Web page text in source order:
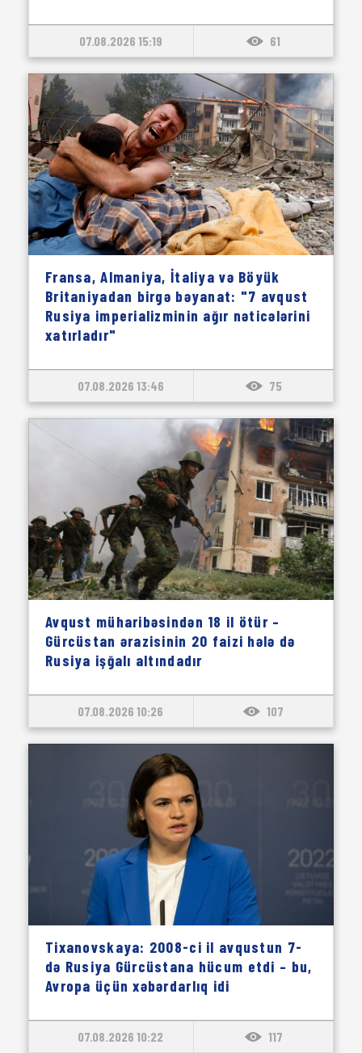
07.08.2026 15:19 61
Fransa, Almaniya, İtaliya və Böyük
Britaniyadan birgə bəyanat: "7 avqust
Rusiya imperializminin ağır nəticələrini
xatırladır"
07.08.2026 13:46 75
Avqust müharibəsindən 18 il ötür –
Gürcüstan ərazisinin 20 faizi hələ də
Rusiya işğalı altındadır
07.08.2026 10:26 107
Tixanovskaya: 2008-ci il avqustun 7-
də Rusiya Gürcüstana hücum etdi – bu,
Avropa üçün xəbərdarlıq idi
07.08.2026 10:22 117